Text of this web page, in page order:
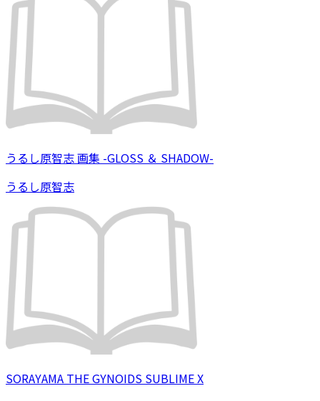
うるし原智志 画集 -GLOSS ＆ SHADOW-
うるし原智志
SORAYAMA THE GYNOIDS SUBLIME X